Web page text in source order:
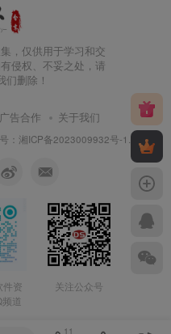
，仅供用于学习和交
侵权、不妥之处，请
们删除！
广告合作 关于我们
： 湘ICP备2023009932号-1 .
件资
道
关注公众号
11